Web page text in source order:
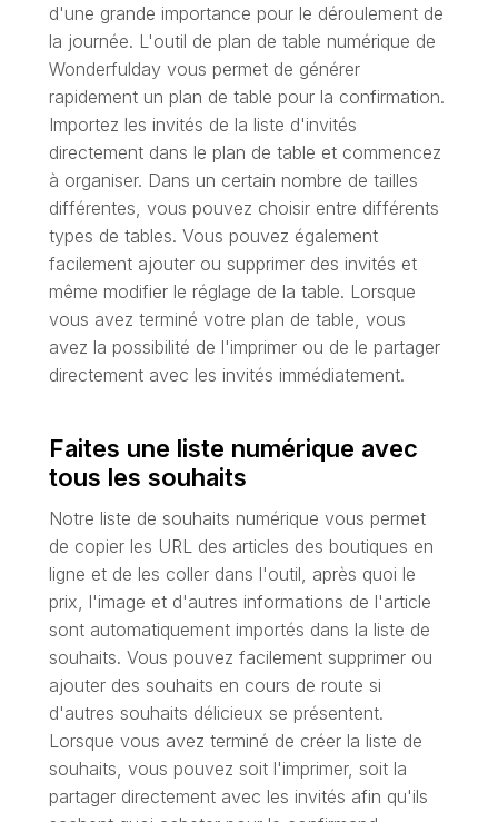
d'une grande importance pour le déroulement de
la journée. L'outil de plan de table numérique de
Wonderfulday vous permet de générer
rapidement un plan de table pour la confirmation.
Importez les invités de la liste d'invités
directement dans le plan de table et commencez
à organiser. Dans un certain nombre de tailles
différentes, vous pouvez choisir entre différents
types de tables. Vous pouvez également
facilement ajouter ou supprimer des invités et
même modifier le réglage de la table. Lorsque
vous avez terminé votre plan de table, vous
avez la possibilité de l'imprimer ou de le partager
directement avec les invités immédiatement.
Faites une liste numérique avec
tous les souhaits
Notre liste de souhaits numérique vous permet
de copier les URL des articles des boutiques en
ligne et de les coller dans l'outil, après quoi le
prix, l'image et d'autres informations de l'article
sont automatiquement importés dans la liste de
souhaits. Vous pouvez facilement supprimer ou
ajouter des souhaits en cours de route si
d'autres souhaits délicieux se présentent.
Lorsque vous avez terminé de créer la liste de
souhaits, vous pouvez soit l'imprimer, soit la
partager directement avec les invités afin qu'ils